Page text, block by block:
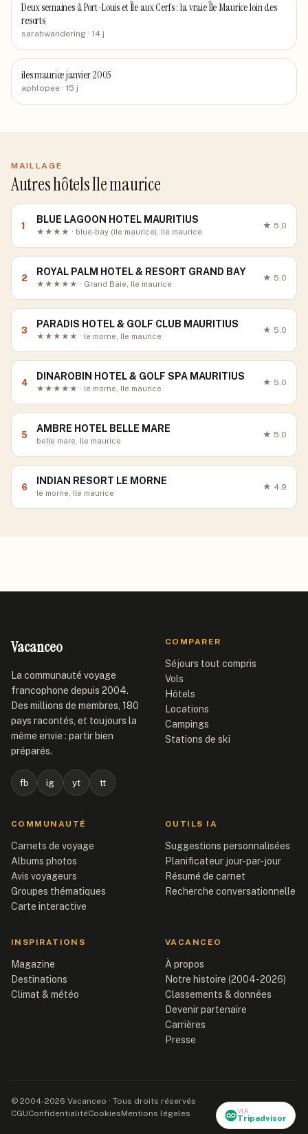
Deux semaines à Port-Louis et Île aux Cerfs : la vraie Île Maurice loin des
resorts
sarahwandering · 14 j
iles maurice janvier 2005
aphlopee · 15 j
MAILLAGE
Autres hôtels Ile maurice
1
BLUE LAGOON HOTEL MAURITIUS
★★★★ · blue-bay (ile maurice), Ile maurice
★ 5.0
2
ROYAL PALM HOTEL & RESORT GRAND BAY
★★★★★ · Grand Baie, Ile maurice
★ 5.0
3
PARADIS HOTEL & GOLF CLUB MAURITIUS
★★★★★ · le morne, Ile maurice
★ 5.0
4
DINAROBIN HOTEL & GOLF SPA MAURITIUS
★★★★★ · le morne, Ile maurice
★ 5.0
5
AMBRE HOTEL BELLE MARE
belle mare, Ile maurice
★ 5.0
6
INDIAN RESORT LE MORNE
le morne, Ile maurice
★ 4.9
VIA
Tripadvisor
Vacanceo
La communauté voyage
francophone depuis 2004.
Des millions de membres, 180
pays racontés, et toujours la
même envie : partir bien
préparés.
fb ig yt tt
COMPARER
Séjours tout compris
Vols
Hôtels
Locations
Campings
Stations de ski
COMMUNAUTÉ
Carnets de voyage
Albums photos
Avis voyageurs
Groupes thématiques
Carte interactive
OUTILS IA
Suggestions personnalisées
Planificateur jour-par-jour
Résumé de carnet
Recherche conversationnelle
INSPIRATIONS
Magazine
Destinations
Climat & météo
VACANCEO
À propos
Notre histoire (2004-2026)
Classements & données
Devenir partenaire
Carrières
Presse
© 2004-2026 Vacanceo · Tous droits réservés
CGUConfidentialitéCookiesMentions légales